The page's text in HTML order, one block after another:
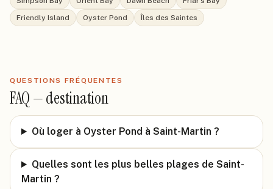
Friendly Island
Oyster Pond Îles des Saintes
QUESTIONS FRÉQUENTES
FAQ —destination
Où loger à Oyster Pond à Saint-Martin ?
Quelles sont les plus belles plages de Saint-
Martin ?